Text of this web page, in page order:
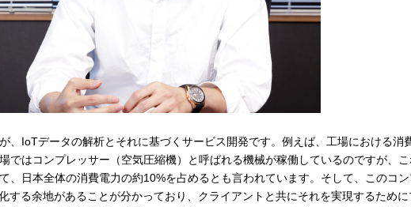
、IoTデータの解析とそれに基づくサービス開発です。例えば、工場における消
ではコンプレッサー（空気圧縮機）と呼ばれる機械が稼働しているのですが、
、日本全体の消費電力の約10%を占めるとも言われています。そして、このコ
する余地があることが分かっており、クライアントと共にそれを実現するために